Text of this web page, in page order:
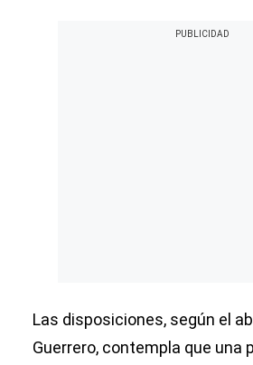
Las disposiciones, según el
Guerrero, contempla que una